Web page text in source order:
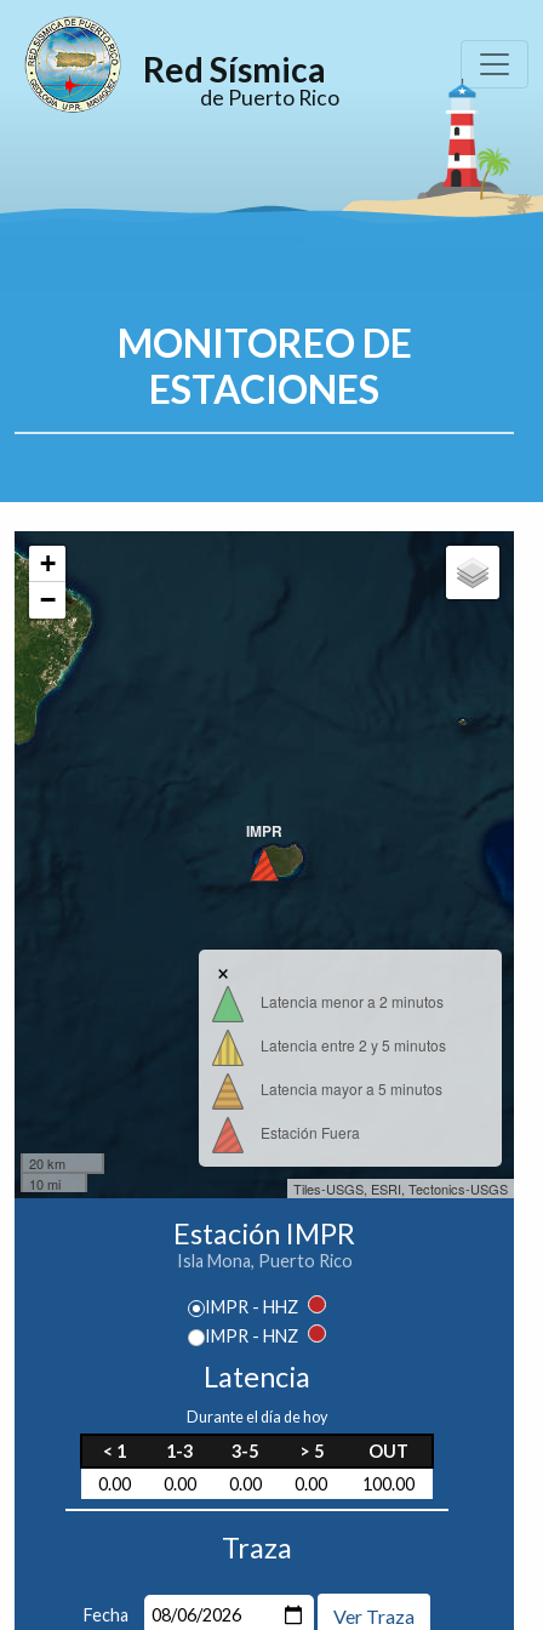
Red Sísmica
de Puerto Rico
MONITOREO DE
ESTACIONES
IMPR
+
−
20 km
10 mi
×
Latencia menor a 2 minutos
Latencia entre 2 y 5 minutos
Latencia mayor a 5 minutos
Estación Fuera
Tiles-USGS, ESRI, Tectonics-USGS
Estación IMPR
Isla Mona, Puerto Rico
IMPR - HHZ
IMPR - HNZ
Latencia
Durante el día de hoy
< 1 1-3 3-5 > 5
OUT
0.00
0.00 0.00 0.00 100.00
Traza
Fecha Ver Traza